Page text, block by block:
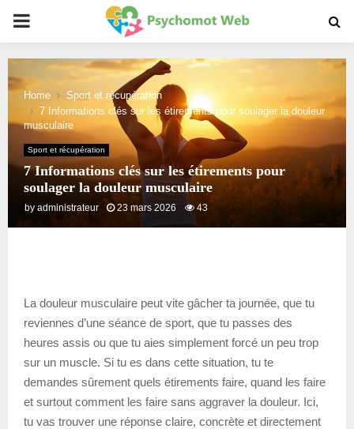
PRIMARY
MENU
Home
Sport et récupération
7 Informations clés sur les étirements pour soulager la douleur
musculaire
Sport et récupération
7 Informations clés sur les étirements pour
soulager la douleur musculaire
by administrateur 23 mars 2026 43
La douleur musculaire peut vite gâcher ta journée, que tu
reviennes d’une séance de sport, que tu passes des
heures assis ou que tu aies simplement forcé un peu trop
sur un muscle. Si tu es dans cette situation, tu te
demandes sûrement quels étirements faire, quand les faire
et surtout comment les faire sans aggraver la douleur. Ici,
tu vas trouver une réponse claire, concrète et directement